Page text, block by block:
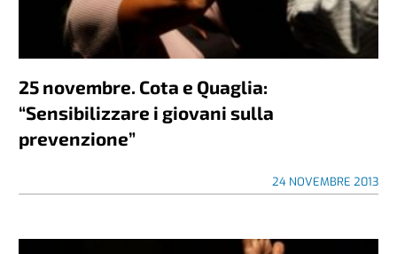
25 novembre. Cota e Quaglia:
“Sensibilizzare i giovani sulla
prevenzione”
24 NOVEMBRE 2013